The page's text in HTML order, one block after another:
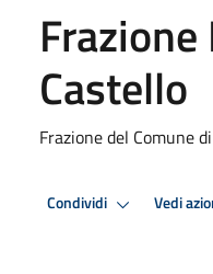
Castello
Frazione del Comune
Condividi Vedi